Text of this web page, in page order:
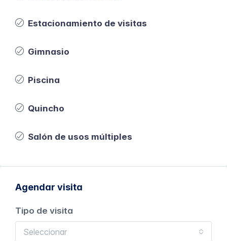
Estacionamiento de visitas
Gimnasio
Piscina
Quincho
Salón de usos múltiples
Agendar visita
Tipo de visita
Seleccionar